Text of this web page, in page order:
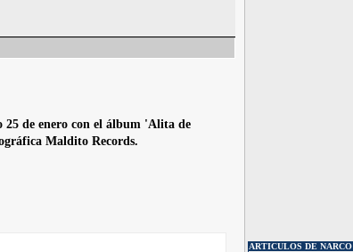
25 de enero con el álbum 'Alita de
Maldito Records.
ARTICULOS DE NARCO